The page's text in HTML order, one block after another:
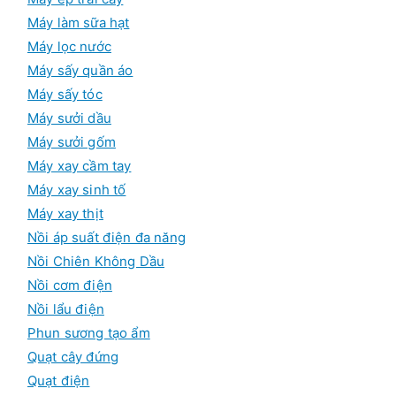
Máy làm sữa hạt
Máy lọc nước
Máy sấy quần áo
Máy sấy tóc
Máy sưởi dầu
Máy sưởi gốm
Máy xay cầm tay
Máy xay sinh tố
Máy xay thịt
Nồi áp suất điện đa năng
Nồi Chiên Không Dầu
Nồi cơm điện
Nồi lẩu điện
Phun sương tạo ẩm
Quạt cây đứng
Quạt điện